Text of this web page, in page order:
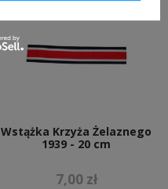
Wstążka Krzyża Żelaznego
1939 - 20 cm
7,00 zł